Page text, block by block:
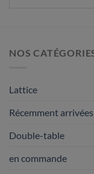
NOS
Lattice
Récemment arrivées
Double-table
en commande